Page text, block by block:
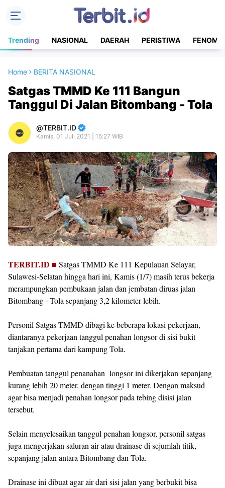
Trending NASIONAL DAERAH PERISTIWA
Home BERITA NASIONAL
Satgas TMMD Ke 111 Bangun
Tanggul Di Jalan Bitombang - Tola
TERBIT.ID
Kamis, 01 Juli 2021 | 15:27 WIB
TERBIT.ID ■ Satgas TMMD Ke 111 Kepulauan Selayar,
Sulawesi-Selatan hingga hari ini, Kamis (1/7) masih terus bekerja
merampungkan pembukaan jalan dan jembatan diruas jalan
Bitombang - Tola sepanjang 3,2 kilometer lebih.
Personil Satgas TMMD dibagi ke beberapa lokasi pekerjaan,
diantaranya pekerjaan tanggul penahan longsor di sisi bukit
tanjakan pertama dari kampung Tola.
Pembuatan tanggul penanahan longsor ini dikerjakan sepanjang
kurang lebih 20 meter, dengan tinggi 1 meter. Dengan maksud
agar bisa menjadi penahan longsor pada tebing disisi jalan
tersebut.
Selain menyelesaikan tanggul penahan longsor, personil satgas
juga mengerjakan saluran air atau drainase di sejumlah titik,
sepanjang jalan antara Bitombang dan Tola.
Drainase ini dibuat agar air dari sisi jalan yang berbukit bisa